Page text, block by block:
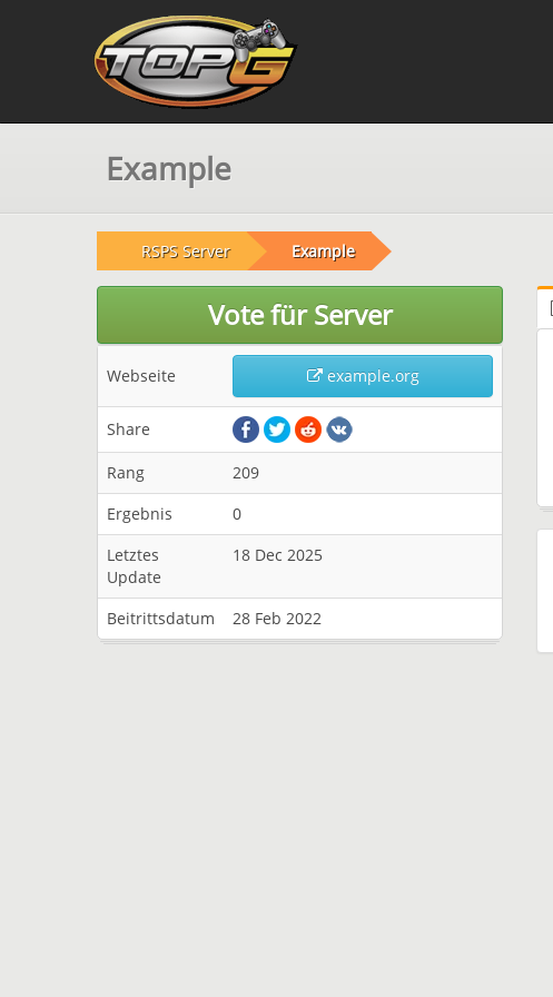
Example
RSPS Server Example
Vote für Server
Webseite example.org
Share
Rang
209
Ergebnis
0
Letztes
Update
18 Dec 2025
Beitrittsdatum 28 Feb 2022